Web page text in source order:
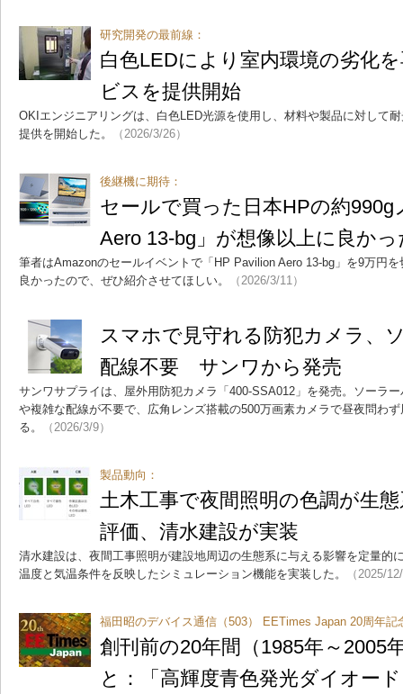
研究開発の最前線：
白色LEDにより室内環境の劣化
ビスを提供開始
OKIエンジニアリングは、白色LED光源を使用し、材料や製品に対して
提供を開始した。
（2026/3/26）
後継機に期待：
セールで買った日本HPの約990g
Aero 13-bg」が想像以上に良か
筆者はAmazonのセールイベントで「HP Pavilion Aero 13-bg」を9万円
良かったので、ぜひ紹介させてほしい。
（2026/3/11）
スマホで見守れる防犯カメラ、
配線不要 サンワから発売
サンワサプライは、屋外用防犯カメラ「400-SSA012」を発売。ソーラ
や複雑な配線が不要で、広角レンズ搭載の500万画素カメラで昼夜問わ
る。
（2026/3/9）
製品動向：
土木工事で夜間照明の色調が生
評価、清水建設が実装
清水建設は、夜間工事照明が建設地周辺の生態系に与える影響を定量的
温度と気温条件を反映したシミュレーション機能を実装した。
（2025/
福田昭のデバイス通信（503） EETimes Japan 20周年記
創刊前の20年間（1985年～2005
と：「高輝度青色発光ダイオー